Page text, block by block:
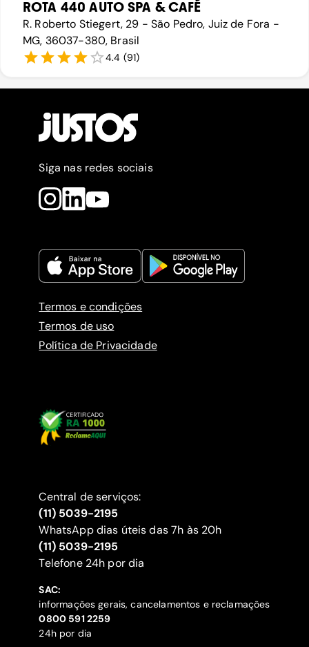
ROTA 440 AUTO SPA & CAFÉ
R. Roberto Stiegert, 29 - São Pedro, Juiz de Fora -
MG, 36037-380, Brasil
4.4 (91)
Siga nas redes sociais
Termos e condições
Termos de uso
Política de Privacidade
Central de serviços:
(11) 5039-2195
WhatsApp dias úteis das 7h às 20h
(11) 5039-2195
‍Telefone 24h por dia
SAC:
informações gerais, cancelamentos e reclamações
‍0800 591 2259
24h por dia